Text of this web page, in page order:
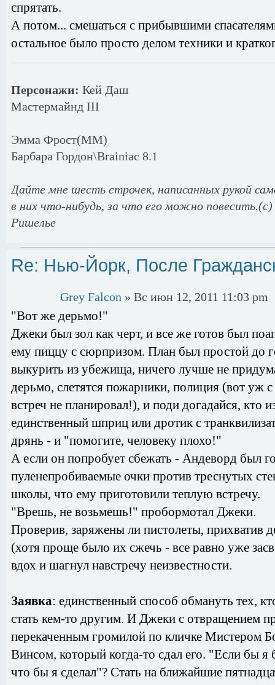
спрятать.
А потом... смешаться с прибывшими
остальное было просто делом техники и
Персонажи: Кей Даш
Мастермайнд III
Эмма Фрост(MM)
Барбара Гордон\Brainiac 8.1
Дайте мне шесть строчек, написанных рукой
в них что-нибудь, за что его можно
Ришелье
Re: Нью-Йорк, После
Grey Falcon » Вс июн 12, 2011 11:03 pm
"Вот же дерьмо!"
Джеки был зол как черт, и все же готов был
ему пиццу с сюрпризом. План был простой до
выкурить из убежища, ничего лучше не
дерьмо, слетятся пожарники, полиция (вот уж
встреч не планировал!), и поди догадайся, кто
единственный шприц или дротик с
дрянь - и "помогите, человеку плохо!"
А если он попробует сбежать - Андеворд был
пуленепробиваемые очки против треснутых
школы, что ему приготовили теплую встречу.
"Врешь, не возьмешь!" пробормотал Джеки.
Проверив, заряжены ли пистолеты, прихватив
(хотя проще было их сжечь - все равно уже
вдох и шагнул навстречу неизвестности.
Заявка: единственный способ обмануть тех,
стать кем-то другим. И Джеки с отвращением
перекаченным громилой по кличке Мистером
Винсом, который когда-то сдал его. "Если бы
что бы я сделал"? Стать на ближайшие